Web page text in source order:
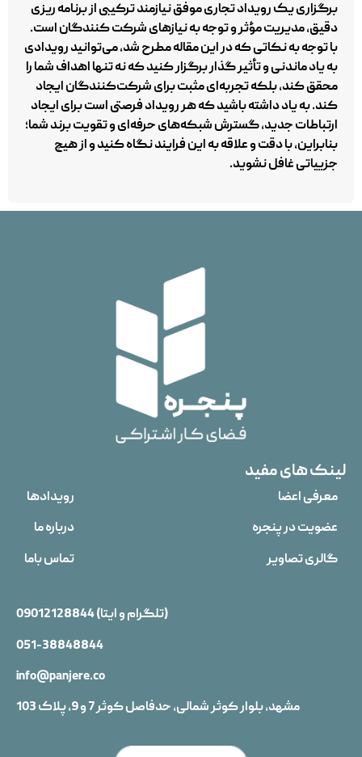
برگزاری یک رویداد تجاری موفق نیازمند ترکیبی از برنامه‌ ریزی
دقیق، مدیریت مؤثر و توجه به نیازهای شرکت‌ کنندگان است.
با توجه به نکاتی که در این مقاله مطرح شد، می‌توانید رویدادی
به‌ یاد ماندنی و تأثیر گذار برگزار کنید که نه تنها اهداف شما را
محقق کند، بلکه تجربه‌ای مثبت برای شرکت‌کنندگان ایجاد
کند. به یاد داشته باشید که هر رویداد فرصتی است برای ایجاد
ارتباطات جدید، گسترش شبکه‌های حرفه‌ای و تقویت برند شما؛
بنابراین، با دقت و علاقه به این فرایند نگاه کنید و از هیچ
جزییاتی غافل نشوید.
لینک های مفید
معرفی اعضا
عضویت در پنجره
گالری تصاویر
رویدادها
درباره ما
تماس باما
(تلگرام و ایتا)09012128844
051-38848844
info@panjere.co
مشهد، بلوار کوثر شمالی، حدفاصل کوثر 7 و 9، پلاک 103